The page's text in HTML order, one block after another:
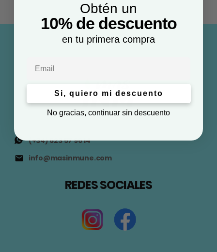
(+34) 623 57 96 14
info@masinmune.com
REDES SOCIALES
Obtén un
10% de descuento
en tu primera compra
Si, quiero mi descuento
No gracias, continuar sin descuento